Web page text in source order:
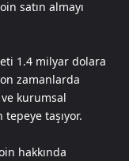
satın almayı
1.4 milyar dolara
zamanlarda
ve kurumsal
tepeye taşıyor.
hakkında